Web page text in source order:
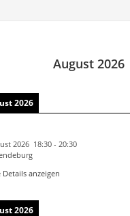
August 2026
2026
2026 18:30 - 20:30
Details anzeigen
2026